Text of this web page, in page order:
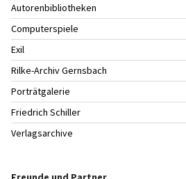
Autorenbibliotheken
Computerspiele
Exil
Rilke-Archiv Gernsbach
Porträtgalerie
Friedrich Schiller
Verlagsarchive